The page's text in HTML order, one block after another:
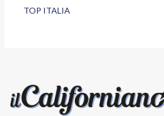
TOP ITALIA